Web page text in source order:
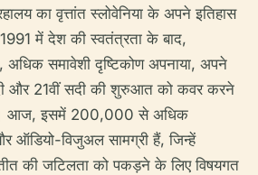
का वृत्तांत स्लोवेनिया के अपने इतिहास
में देश की स्वतंत्रता के बाद,
अधिक समावेशी दृष्टिकोण अपनाया, अपने
और 21वीं सदी की शुरुआत को कवर करने
आज, इसमें 200,000 से अधिक
ऑडियो-विजुअल सामग्री हैं, जिन्हें
की जटिलता को पकड़ने के लिए विषयगत